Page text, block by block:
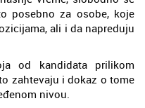
posebno za osobe, koje
ali i da napreduju
od kandidata prilikom
zahtevaju i dokaz o tome
nivou.